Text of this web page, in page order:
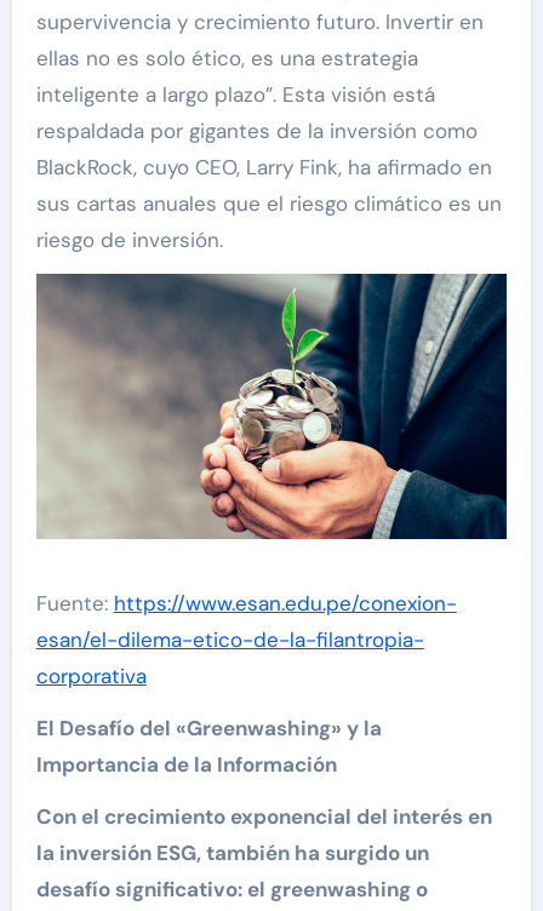
supervivencia y crecimiento futuro. Invertir en
ellas no es solo ético, es una estrategia
inteligente a largo plazo”. Esta visión está
respaldada por gigantes de la inversión como
BlackRock, cuyo CEO, Larry Fink, ha afirmado en
sus cartas anuales que el riesgo climático es un
riesgo de inversión.
Fuente: https://www.esan.edu.pe/conexion-
esan/el-dilema-etico-de-la-filantropia-
corporativa
El Desafío del «Greenwashing» y la
Importancia de la Información
Con el crecimiento exponencial del interés en
la inversión ESG, también ha surgido un
desafío significativo: el greenwashing o